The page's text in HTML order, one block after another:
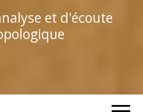
et d'écoute